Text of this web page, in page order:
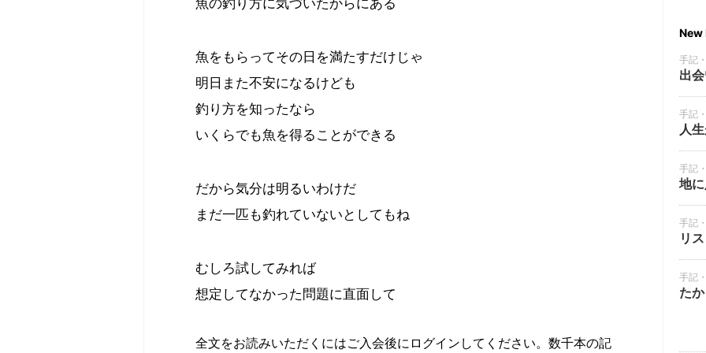
魚をもらってその日を満たすだけじゃ
明日また不安になるけども
釣り方を知ったなら
いくらでも魚を得ることができる
だから気分は明るいわけだ
まだ一匹も釣れていないとしてもね
むしろ試してみれば
想定してなかった問題に直面して
全文をお読みいただくにはご入会後にログインしてください。数千本の記
New
手記
出
手記
人
手記
地
手記
リ
手記
た